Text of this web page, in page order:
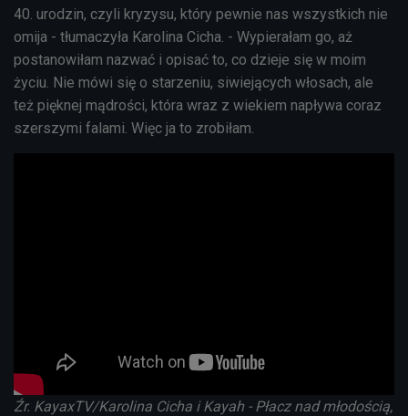
40. urodzin, czyli kryzysu, który pewnie nas wszystkich nie
omija - tłumaczyła Karolina Cicha. - Wypierałam go, aż
postanowiłam nazwać i opisać to, co dzieje się w moim
życiu. Nie mówi się o starzeniu, siwiejących włosach, ale
też pięknej mądrości, która wraz z wiekiem napływa coraz
szerszymi falami. Więc ja to zrobiłam.
Źr. KayaxTV/Karolina Cicha i Kayah - Płacz nad młodością,